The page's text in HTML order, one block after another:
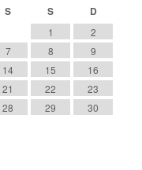
S S D
1
2
7 8
9
14 15
16
21 22
23
28 29
30